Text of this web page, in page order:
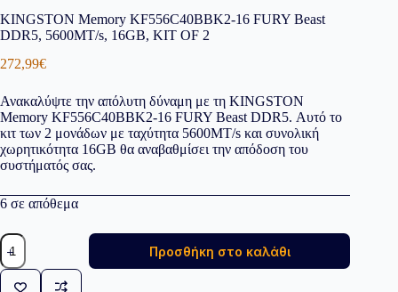
KINGSTON Memory KF556C40BBK2-16 FURY Beast
DDR5, 5600MT/s, 16GB, KIT OF 2
272,99€
Ανακαλύψτε την απόλυτη δύναμη με τη KINGSTON
Memory KF556C40BBK2-16 FURY Beast DDR5. Αυτό το
κιτ των 2 μονάδων με ταχύτητα 5600MT/s και συνολική
χωρητικότητα 16GB θα αναβαθμίσει την απόδοση του
συστήματός σας.
6 σε απόθεμα
KINGSTON
Memory
KF556C40BBK2-
Προσθήκη στο καλάθι